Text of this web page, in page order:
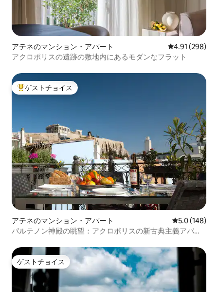
アテネのマンション・アパート レビュー298
4.91 (298)
アクロポリスの遺跡の敷地内にあるモダンなフラット
大好評のゲストチョイスです。
ゲストチョイス
アテネのマンション・アパート レビュー148
5.0 (148)
パルテノン神殿の眺望：アクロポリスの新古典主義アパー
ゲストチョイス
ゲストチョイス